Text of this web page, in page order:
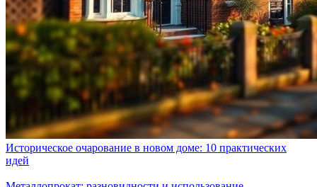
Историческое очарование в новом доме: 10 практических
идей